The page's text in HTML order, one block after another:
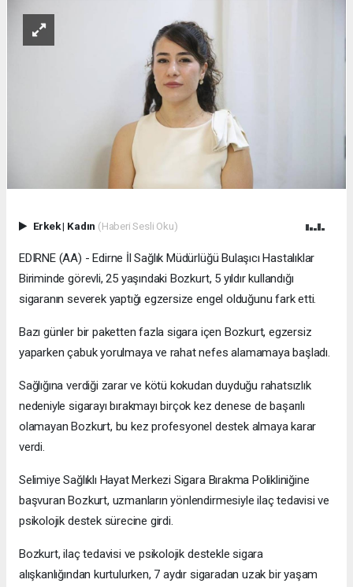
Erkek| Kadın (Haberi Sesli Oku)
EDIRNE (AA) - Edirne İl Sağlık Müdürlüğü Bulaşıcı Hastalıklar
Biriminde görevli, 25 yaşındaki Bozkurt, 5 yıldır kullandığı
sigaranın severek yaptığı egzersize engel olduğunu fark etti.
Bazı günler bir paketten fazla sigara içen Bozkurt, egzersiz
yaparken çabuk yorulmaya ve rahat nefes alamamaya başladı.
Sağlığına verdiği zarar ve kötü kokudan duyduğu rahatsızlık
nedeniyle sigarayı bırakmayı birçok kez denese de başarılı
olamayan Bozkurt, bu kez profesyonel destek almaya karar
verdi.
Selimiye Sağlıklı Hayat Merkezi Sigara Bırakma Polikliniğine
başvuran Bozkurt, uzmanların yönlendirmesiyle ilaç tedavisi ve
psikolojik destek sürecine girdi.
Bozkurt, ilaç tedavisi ve psikolojik destekle sigara
alışkanlığından kurtulurken, 7 aydır sigaradan uzak bir yaşam